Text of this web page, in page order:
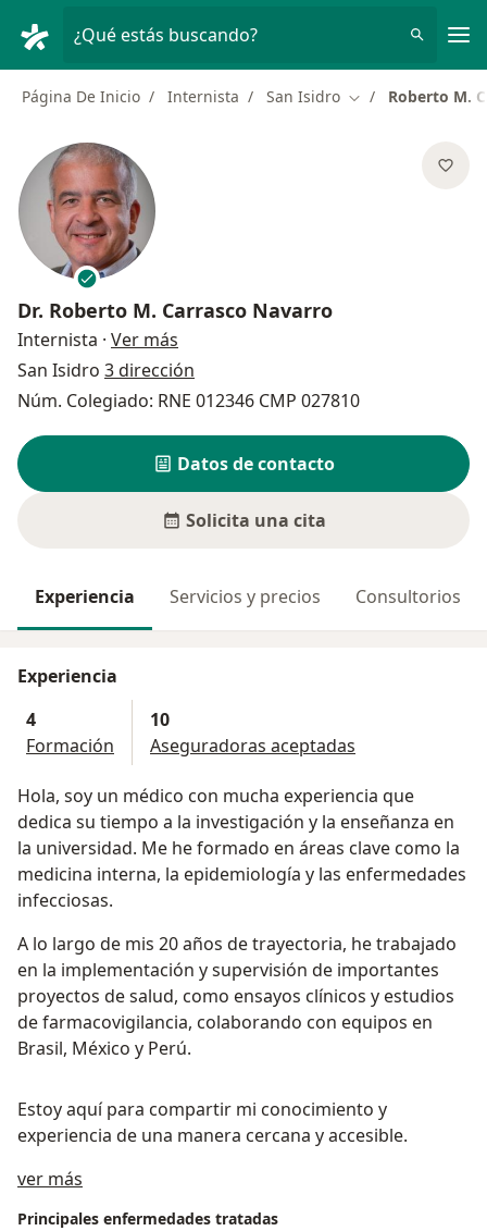
¿Qué estás buscando?
Página De Inicio Internista San Isidro Cambiar de ciudad
Roberto M.
Dr. Roberto M. Carrasco Navarro
Internista · Ver más
San Isidro 3 dirección
Núm. Colegiado: RNE 012346 CMP 027810
Datos de contacto
Solicita una cita
Experiencia Servicios y precios Consultorios
Experiencia
4
Formación
10
Aseguradoras aceptadas
Hola, soy un médico con mucha experiencia que
dedica su tiempo a la investigación y la enseñanza en
la universidad. Me he formado en áreas clave como la
medicina interna, la epidemiología y las enfermedades
infecciosas.
A lo largo de mis 20 años de trayectoria, he trabajado
en la implementación y supervisión de importantes
proyectos de salud, como ensayos clínicos y estudios
de farmacovigilancia, colaborando con equipos en
Brasil, México y Perú.
Estoy aquí para compartir mi conocimiento y
experiencia de una manera cercana y accesible.
ver más
Principales enfermedades tratadas